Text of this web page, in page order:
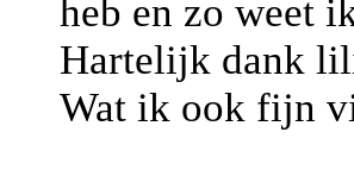
heb en zo weet
Hartelijk dank
Wat ik ook fijn